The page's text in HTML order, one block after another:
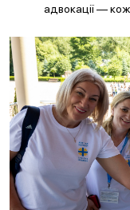
адвокації —